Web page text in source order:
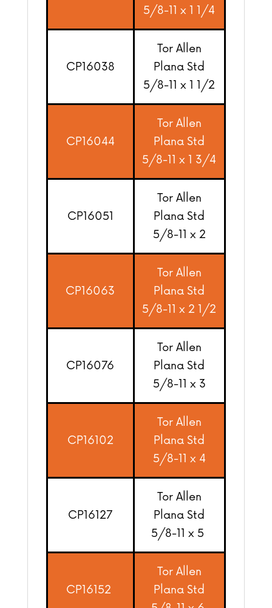
5/8-11 x 1 1/4
CP16038
Tor Allen
Plana Std
5/8-11 x 1 1/2
CP16044
Tor Allen
Plana Std
5/8-11 x 1 3/4
CP16051
Tor Allen
Plana Std
5/8-11 x 2
CP16063
Tor Allen
Plana Std
5/8-11 x 2 1/2
CP16076
Tor Allen
Plana Std
5/8-11 x 3
CP16102
Tor Allen
Plana Std
5/8-11 x 4
CP16127
Tor Allen
Plana Std
5/8-11 x 5
CP16152
Tor Allen
Plana Std